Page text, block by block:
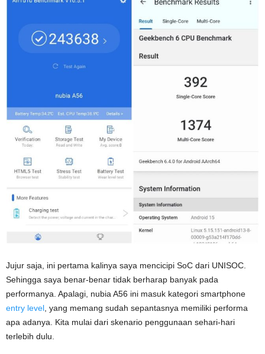
Jujur saja, ini pertama kalinya saya mencicipi SoC dari UNISOC.
Sehingga saya benar-benar tidak berharap banyak pada
performanya. Apalagi, nubia A56 ini masuk kategori smartphone
entry level, yang memang sudah sepantasnya memiliki performa
apa adanya. Kita mulai dari skenario penggunaan sehari-hari
terlebih dulu.